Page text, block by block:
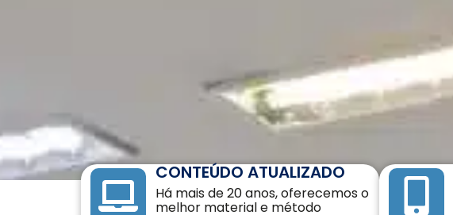
FRM®
Ver todos
CONTEÚDO ATUALIZADO
Há mais de 20 anos, oferecemos o
melhor material e método